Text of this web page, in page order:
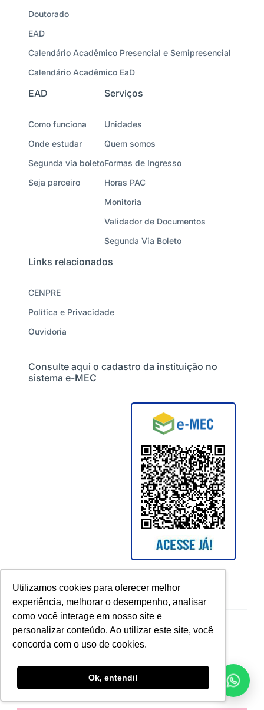
Utilizamos cookies para oferecer melhor
experiência, melhorar o desempenho, analisar
como você interage em nosso site e
personalizar conteúdo. Ao utilizar este site, você
concorda com o uso de cookies.
Ok, entendi!
Doutorado
EAD
Calendário Acadêmico Presencial e Semipresencial
Calendário Acadêmico EaD
EAD
Como funciona
Onde estudar
Segunda via boleto
Seja parceiro
Serviços
Unidades
Quem somos
Formas de Ingresso
Horas PAC
Monitoria
Validador de Documentos
Segunda Via Boleto
Links relacionados
CENPRE
Política e Privacidade
Ouvidoria
Consulte aqui o cadastro da instituição no
sistema e-MEC
Copyright © 2026 UCAM. All rights reserved.
voltar para o topo